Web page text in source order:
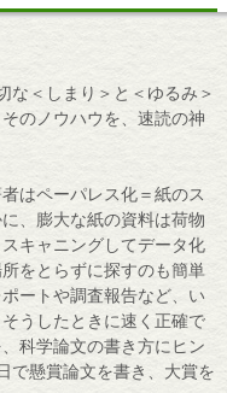
＜しまり＞と＜ゆるみ＞
のノウハウを、速読の神
はペーパレス化＝紙のス
、膨大な紙の資料は荷物
キャニングしてデータ化
をとらずに探すのも簡単
ートや調査報告など、い
うしたときに速く正確で
科学論文の書き方にヒン
で懸賞論文を書き、大賞を